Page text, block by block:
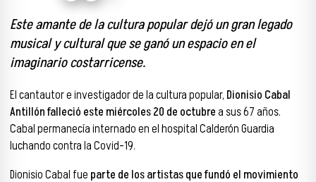
Este amante de la cultura popular dejó un gran legado
musical y cultural que se ganó un espacio en el
imaginario costarricense.
El cantautor e investigador de la cultura popular, Dionisio Cabal
Antillón falleció este miércoles 20 de octubrea sus 67 años.
Cabal permanecía internado en el hospital Calderón Guardia
luchando contra la Covid-19.
Dionisio Cabal fue parte de los artistas que fundó el movimiento